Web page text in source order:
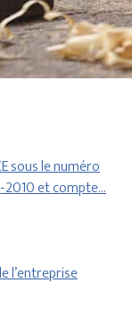
sous le numéro
2010 et compte…
l’entreprise